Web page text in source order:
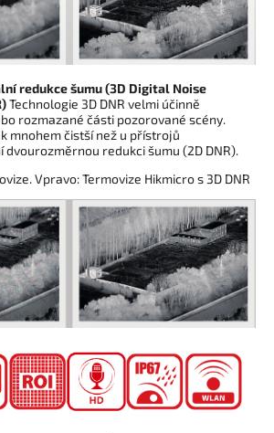
redukce šumu (3D Digital Noise
Technologie 3D DNR velmi účinně
rozmazané části pozorované scény.
mnohem čistší než u přístrojů
dvourozměrnou redukci šumu (2D DNR).
Vpravo: Termovize Hikmicro s 3D DNR